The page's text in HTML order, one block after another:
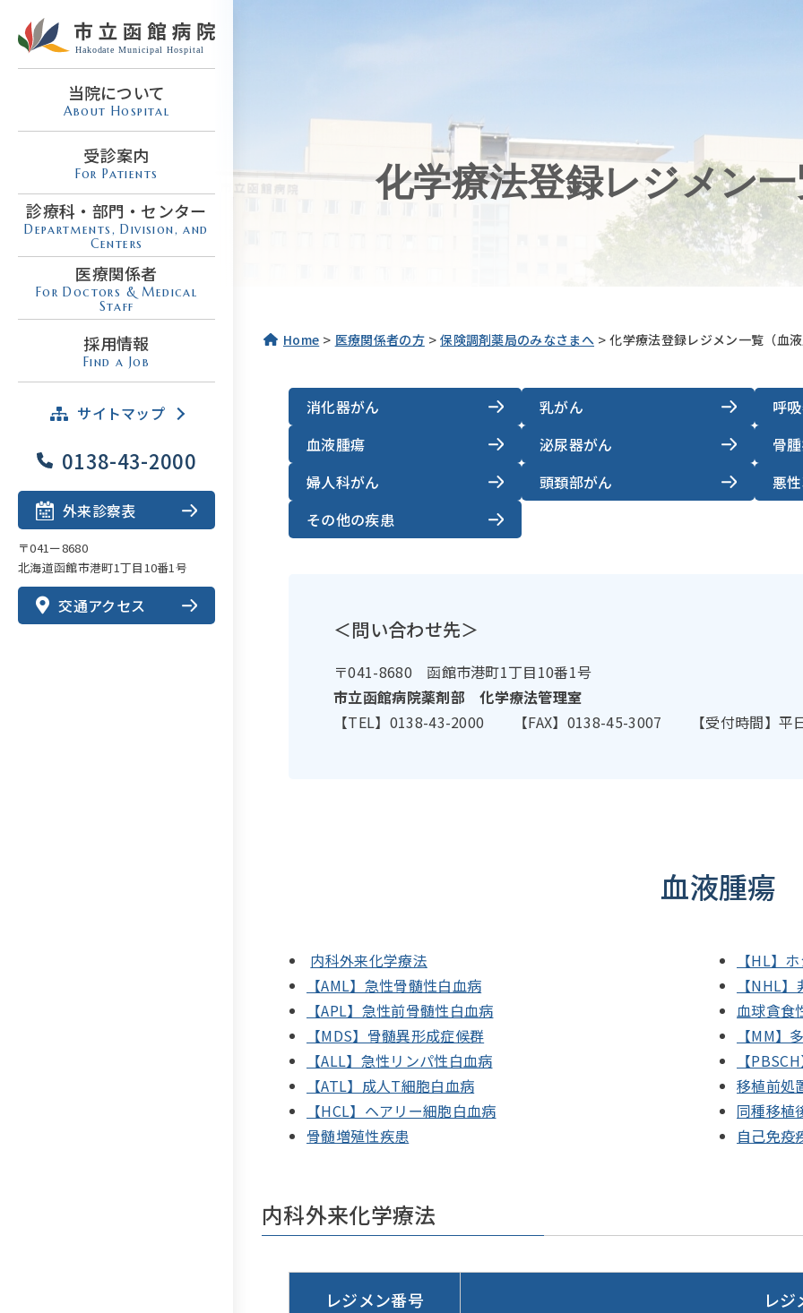
当院について
About Hospital
受診案内
For Patients
診療科・部門・センター
Departments, Division, and
Centers
医療関係者
For Doctors & Medical
Staff
採用情報
Find a Job
サイトマップ
0138-43-2000
外来診察表
〒041ー8680
北海道函館市港町1丁目10番1号
交通アクセス
化学療法登録レジメン
Home > 医療関係者の方 > 保険調剤薬局のみなさまへ > 化学療法登録レジメン一覧（血
消化器がん 乳がん
呼
血液腫瘍
泌尿器がん
骨
婦人科がん
頭頚部がん
悪
その他の疾患
＜問い合わせ先＞
〒041-8680 函館市港町1丁目10番1号
市立函館病院薬剤部 化学療法管理室
【TEL】0138-43-2000 【FAX】0138-45-3007 【受付時間】平
血液腫瘍
内科外来化学療法
【AML】急性骨髄性白血病
【APL】急性前骨髄性白血病
【MDS】骨髄異形成症候群
【ALL】急性リンパ性白血病
【ATL】成人T細胞白血病
【HCL】ヘアリー細胞白血病
骨髄増殖性疾患
【HL】
【NHL
血球貪食
【MM】
【
移植前処
同種移植
自己免疫
内科外来化学療法
レジメン番号 レジ